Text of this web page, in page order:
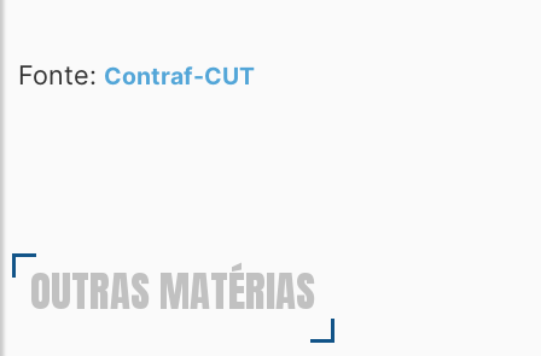
Fonte: Contraf-CUT
OUTRAS MATÉRIAS